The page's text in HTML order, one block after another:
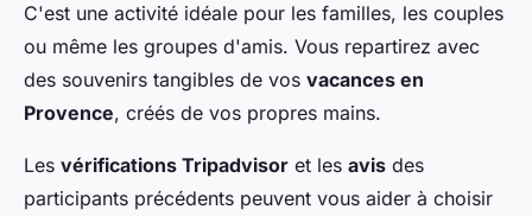
C'est une activité idéale pour les familles, les couples
ou même les groupes d'amis. Vous repartirez avec
des souvenirs tangibles de vos vacances en
Provence, créés de vos propres mains.
Les vérifications Tripadvisor et les avis des
participants précédents peuvent vous aider à choisir